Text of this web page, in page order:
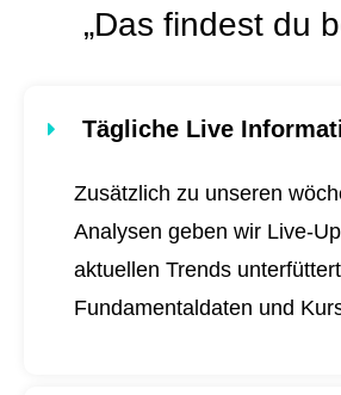
„Das findest du
Tägliche Live
Zusätzlich zu unseren
Analysen geben wir Live-
aktuellen Trends
Fundamentaldaten und